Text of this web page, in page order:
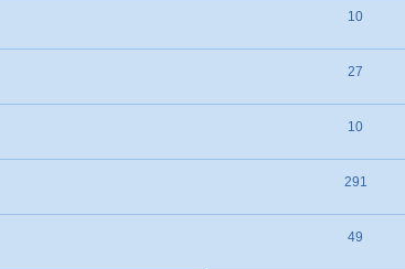
10
27
10
291
49